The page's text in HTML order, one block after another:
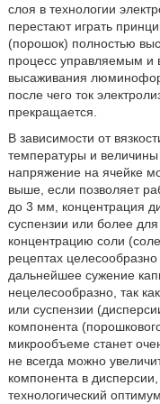
слоя в технологии
перестают играть
(порошок) полностью
процесс управляемым и
высаживания
после чего ток
прекращается.
В зависимости от
температуры и
напряжение на ячейке
выше, если позволяет
до 3 мм, концентрация
суспензии или более
концентрацию соли
рецептах
дальнейшее сужение
нецелесообразно, так
или суспензии
компонента
микрообъеме станет
не всегда можно
компонента в
технологический